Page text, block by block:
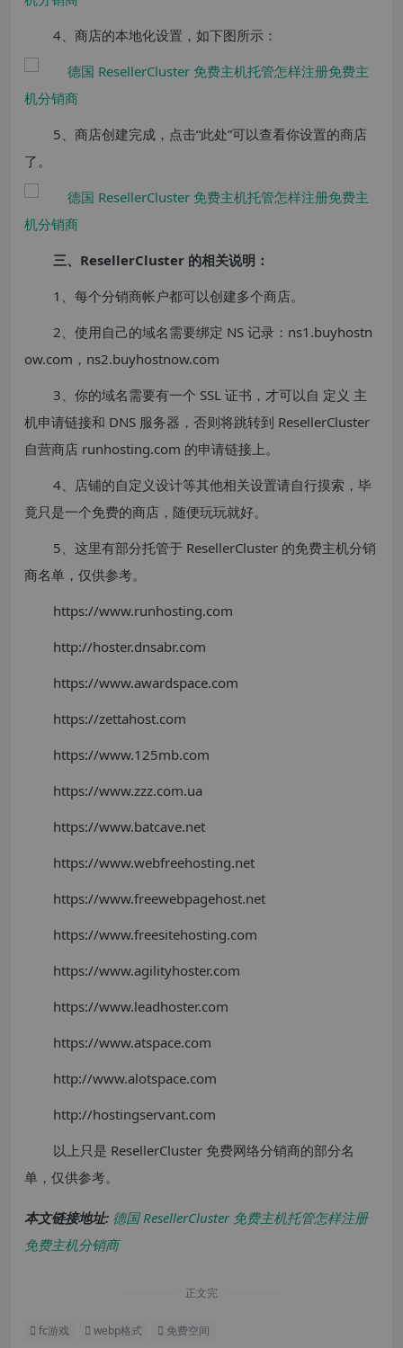
4、商店的本地化设置，如下图所示：
5、商店创建完成，点击“此处”可以查看你设置的商店
了。
三、ResellerCluster 的相关说明：
1、每个分销商帐户都可以创建多个商店。
2、使用自己的域名需要绑定 NS 记录：ns1.buyhostn
ow.com，ns2.buyhostnow.com
3、你的域名需要有一个 SSL 证书，才可以自 定义 主
机申请链接和 DNS 服务器，否则将跳转到 ResellerCluster
自营商店 runhosting.com 的申请链接上。
4、店铺的自定义设计等其他相关设置请自行摸索，毕
竟只是一个免费的商店，随便玩玩就好。
5、这里有部分托管于 ResellerCluster 的免费主机分销
商名单，仅供参考。
https://www.runhosting.com
http://hoster.dnsabr.com
https://www.awardspace.com
https://zettahost.com
https://www.125mb.com
https://www.zzz.com.ua
https://www.batcave.net
https://www.webfreehosting.net
https://www.freewebpagehost.net
https://www.freesitehosting.com
https://www.agilityhoster.com
https://www.leadhoster.com
https://www.atspace.com
http://www.alotspace.com
http://hostingservant.com
以上只是 ResellerCluster 免费网络分销商的部分名
单，仅供参考。
本文链接地址: 德国 ResellerCluster 免费主机托管怎样注册
免费主机分销商
正文完
fc游戏 webp格式 免费空间